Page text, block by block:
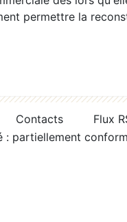
permettre la
Contacts
Flux
: partiellement